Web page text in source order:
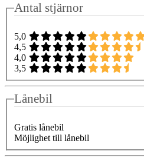
Antal stjärnor
5,0
4,5
4,0
3,5
Lånebil
Gratis lånebil
Möjlighet till lånebil